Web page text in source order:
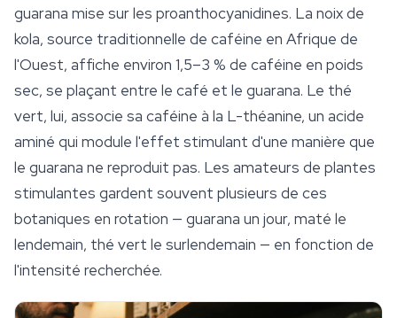
guarana mise sur les proanthocyanidines. La noix de
kola, source traditionnelle de caféine en Afrique de
l'Ouest, affiche environ 1,5–3 % de caféine en poids
sec, se plaçant entre le café et le guarana. Le thé
vert, lui, associe sa caféine à la L-théanine, un acide
aminé qui module l'effet stimulant d'une manière que
le guarana ne reproduit pas. Les amateurs de plantes
stimulantes gardent souvent plusieurs de ces
botaniques en rotation — guarana un jour, maté le
lendemain, thé vert le surlendemain — en fonction de
l'intensité recherchée.